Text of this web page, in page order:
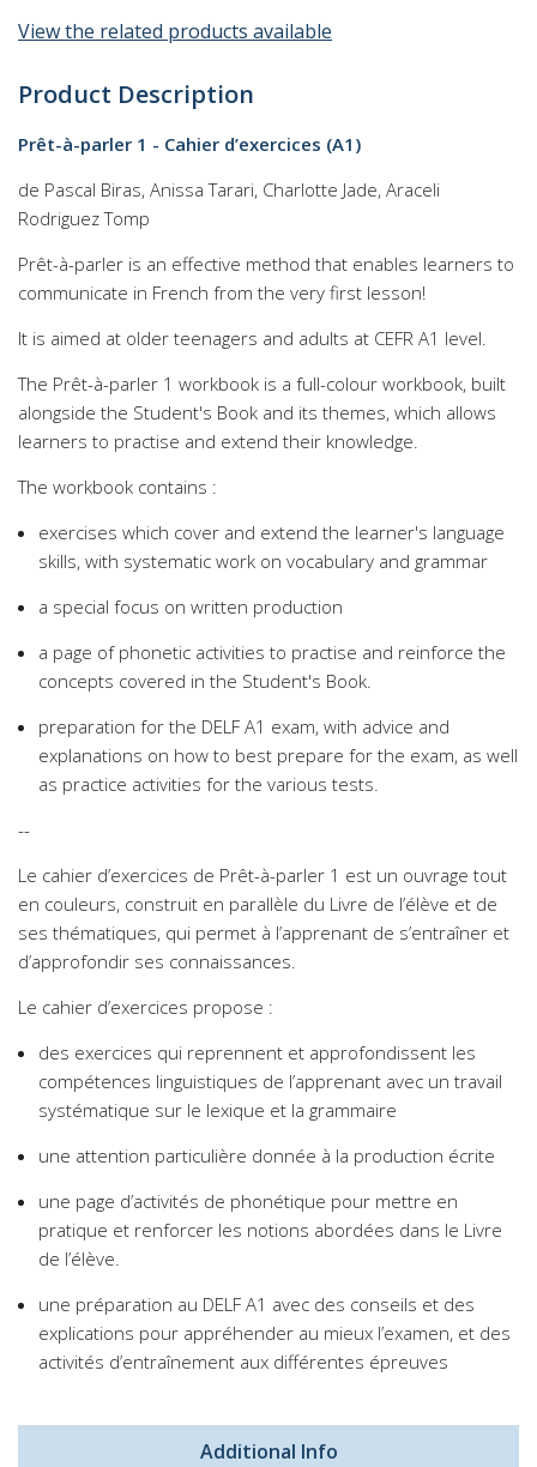
View the related products available
Product Description
Prêt-à-parler 1 - Cahier d’exercices (A1)
de Pascal Biras, Anissa Tarari, Charlotte Jade, Araceli
Rodriguez Tomp
Prêt-à-parler is an effective method that enables learners to
communicate in French from the very first lesson!
It is aimed at older teenagers and adults at CEFR A1 level.
The Prêt-à-parler 1 workbook is a full-colour workbook, built
alongside the Student's Book and its themes, which allows
learners to practise and extend their knowledge.
The workbook contains :
exercises which cover and extend the learner's language
skills, with systematic work on vocabulary and grammar
a special focus on written production
a page of phonetic activities to practise and reinforce the
concepts covered in the Student's Book.
preparation for the DELF A1 exam, with advice and
explanations on how to best prepare for the exam, as well
as practice activities for the various tests.
--
Le cahier d’exercices de Prêt-à-parler 1 est un ouvrage tout
en couleurs, construit en parallèle du Livre de l’élève et de
ses thématiques, qui permet à l’apprenant de s’entraîner et
d’approfondir ses connaissances.
Le cahier d’exercices propose :
des exercices qui reprennent et approfondissent les
compétences linguistiques de l’apprenant avec un travail
systématique sur le lexique et la grammaire
une attention particulière donnée à la production écrite
une page d’activités de phonétique pour mettre en
pratique et renforcer les notions abordées dans le Livre
de l’élève.
une préparation au DELF A1 avec des conseils et des
explications pour appréhender au mieux l’examen, et des
activités d’entraînement aux différentes épreuves
Additional Info